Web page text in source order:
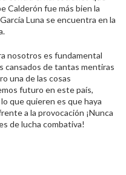
Calderón fue más bien la
Luna se encuentra en la
nosotros es fundamental
cansados de tantas mentiras
una de las cosas
futuro en este país,
que quieren es que haya
a la provocación ¡Nunca
de lucha combativa!